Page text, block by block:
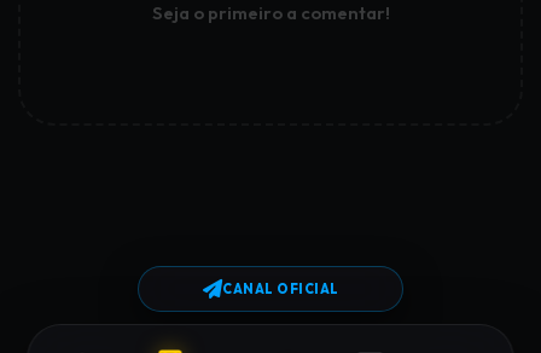
Seja o primeiro a comentar!
CANAL OFICIAL